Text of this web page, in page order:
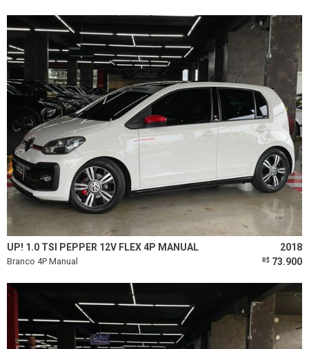
UP! 1.0 TSI PEPPER 12V FLEX 4P MANUAL 2018
Branco 4P Manual R$ 73.900